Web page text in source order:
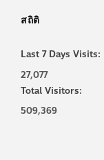
สถิติ
Last 7 Days Visits:
27,077
Total Visitors:
509,369